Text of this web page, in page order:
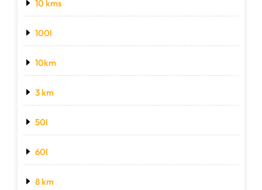
10 kms
100l
10km
3 km
50l
60l
8 km